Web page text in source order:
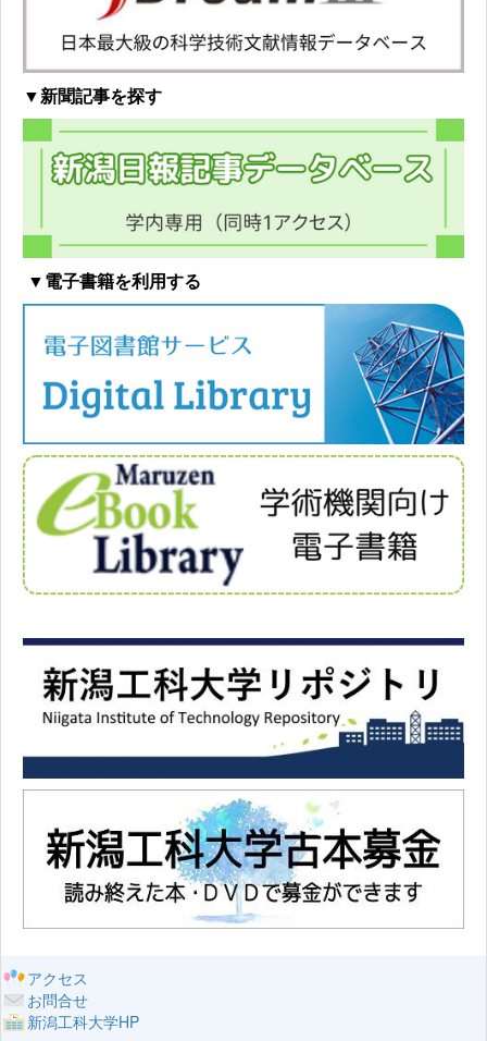
▼新聞記事を探す
▼電子書籍を利用する
アクセス
お問合せ
新潟工科大学HP